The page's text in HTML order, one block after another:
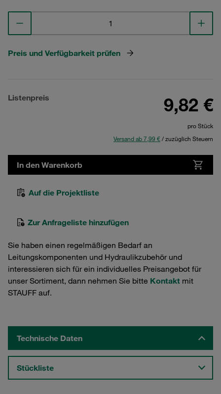
Preis und Verfügbarkeit prüfen
Listenpreis 9,82 €
pro Stück
Versand ab 7,99 €/ zuzüglich Steuern
In den Warenkorb
Auf die Projektliste
Zur Anfrageliste hinzufügen
Sie haben einen regelmäßigen Bedarf an
Leitungskomponenten und Hydraulikzubehör und
interessieren sich für ein individuelles Preisangebot für
unser Sortiment, dann nehmen Sie bitte Kontakt mit
STAUFF auf.
Technische Daten
Stückliste